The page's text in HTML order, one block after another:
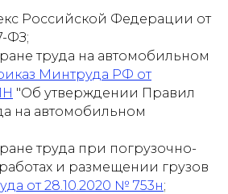
Российской Федерации от
ФЗ;
труда на автомобильном
Минтруда РФ от
"Об утверждении Правил
на автомобильном
труда при погрузочно-
и размещении грузов
от 28.10.2020 № 753н;